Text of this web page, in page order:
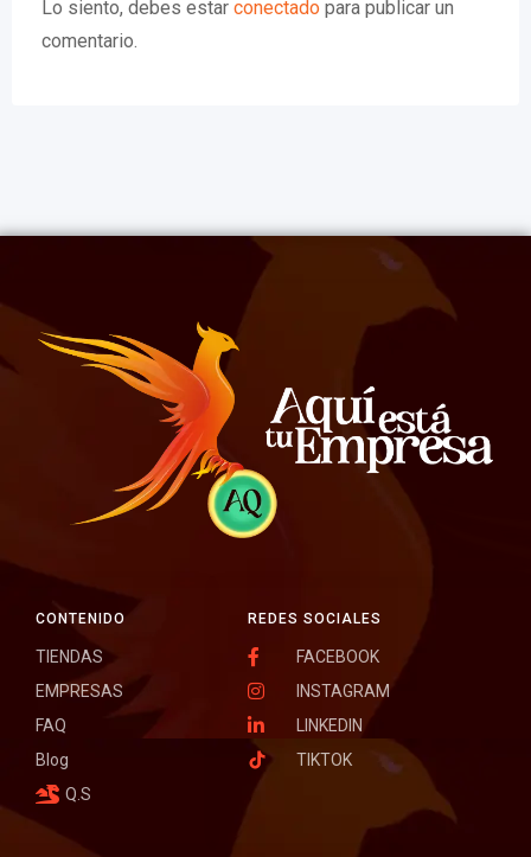
Lo siento, debes estar conectado para publicar un
comentario.
REDES SOCIALES
FACEBOOK
INSTAGRAM
LINKEDIN
TIKTOK
CONTENIDO
TIENDAS
EMPRESAS
FAQ
Blog
Q.S